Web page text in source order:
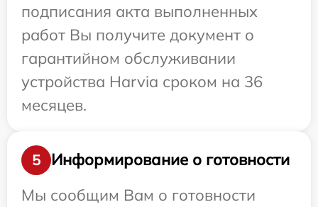
подписания акта выполненных
работ Вы получите документ о
гарантийном обслуживании
устройства Harvia сроком на 36
месяцев.
5
Информирование о готовности
Мы сообщим Вам о готовности